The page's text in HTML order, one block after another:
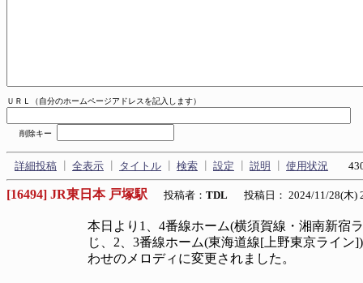
ＵＲＬ（自分のホームページアドレスを記入します）
削除キー
詳細投稿 全表示 タイトル 検索 設定 説明 使用状況
[16494] JR東日本 戸塚駅 投稿者： TDL 投稿日： 2024/11/28(木)
本日より1、4番線ホーム(横須賀線・湘南新宿
じ、2、3番線ホーム(東海道線[上野東京ライ
わせのメロディに変更されました。